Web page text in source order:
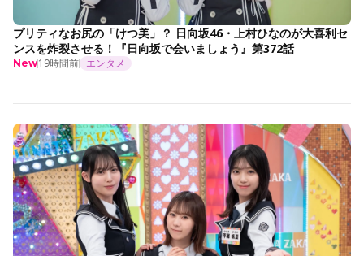
プリティなお尻の「けつ美」？ 日向坂46・上村ひなのが大喜利セ
ンスを炸裂させる！『日向坂で会いましょう』第372話
New19時間前 エンタメ